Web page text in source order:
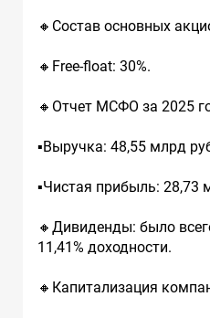
🔸Состав основных
🔸Free-float: 30%.
🔸Отчет МСФО за 2025
▪️Выручка: 48,55 млрд
▪️Чистая прибыль: 28,73
🔸Дивиденды: было
11,41% доходности.
🔸Капитализация